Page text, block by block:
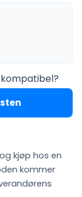
kjøp hos en
kommer